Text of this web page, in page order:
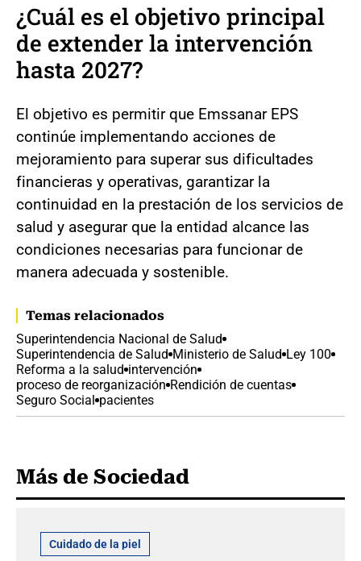
¿Cuál es el objetivo principal
de extender la intervención
hasta 2027?
El objetivo es permitir que Emssanar EPS
continúe implementando acciones de
mejoramiento para superar sus dificultades
financieras y operativas, garantizar la
continuidad en la prestación de los servicios de
salud y asegurar que la entidad alcance las
condiciones necesarias para funcionar de
manera adecuada y sostenible.
Temas relacionados
Superintendencia Nacional de Salud
Superintendencia de Salud Ministerio de Salud Ley 100
Reforma a la salud intervención
proceso de reorganización Rendición de cuentas
Seguro Social pacientes
Más de Sociedad
Cuidado de la piel